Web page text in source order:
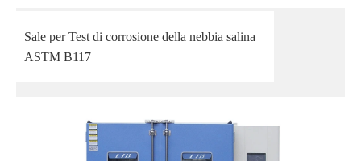
Sale per Test di corrosione della nebbia salina
ASTM B117